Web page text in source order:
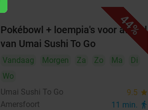
44%
Pokébowl + loempia's voor afhaal
van Umai Sushi To Go
Vandaag Morgen Za Zo Ma
Di
Wo
Umai Sushi To Go
9.5 star
Amersfoort 11 min. directions_walk